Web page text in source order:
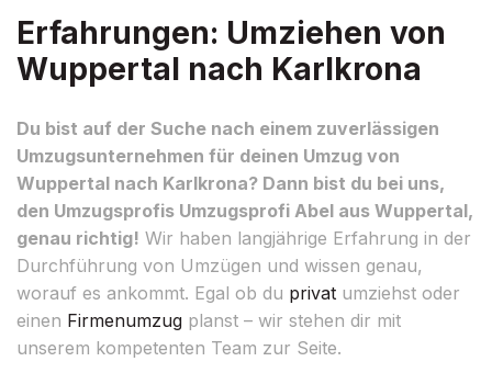
Erfahrungen: Umziehen von
Wuppertal nach Karlkrona
Du bist auf der Suche nach einem zuverlässigen
Umzugsunternehmen für deinen Umzug von
Wuppertal nach Karlkrona? Dann bist du bei uns,
den Umzugsprofis Umzugsprofi Abel aus Wuppertal,
genau richtig! Wir haben langjährige Erfahrung in der
Durchführung von Umzügen und wissen genau,
worauf es ankommt. Egal ob du privat umziehst oder
einen Firmenumzug planst – wir stehen dir mit
unserem kompetenten Team zur Seite.